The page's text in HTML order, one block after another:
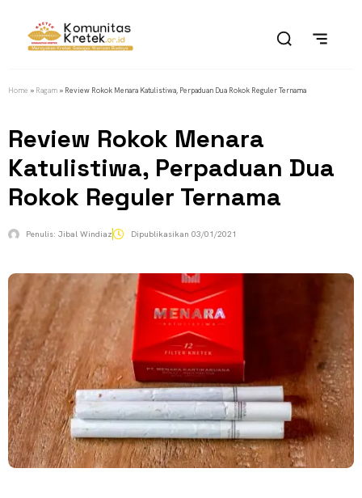
Home » Ragam » Review Rokok Menara Katulistiwa, Perpaduan Dua Rokok Reguler Ternama
Review Rokok Menara
Katulistiwa, Perpaduan Dua
Rokok Reguler Ternama
Penulis: Jibal Windiaz Dipublikasikan 03/01/2021